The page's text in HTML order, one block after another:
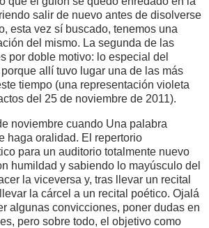
salir de nuevo antes de disolverse
esta vez sí buscado, tenemos una
del mismo. La segunda de las
por doble motivo: lo especial del
allí tuvo lugar una de las más
tiempo (una representación violeta
del 25 de noviembre de 2011).
noviembre cuando Una palabra
haga oralidad. El repertorio
para un auditorio totalmente nuevo
humildad y sabiendo lo mayúsculo del
la viceversa y, tras llevar un recital
la cárcel a un recital poético. Ojalá
algunas convicciones, poner dudas en
pero sobre todo, el objetivo como